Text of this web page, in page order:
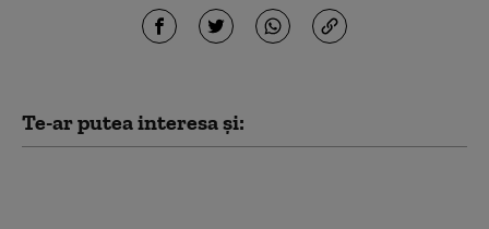
Te-ar putea interesa și: